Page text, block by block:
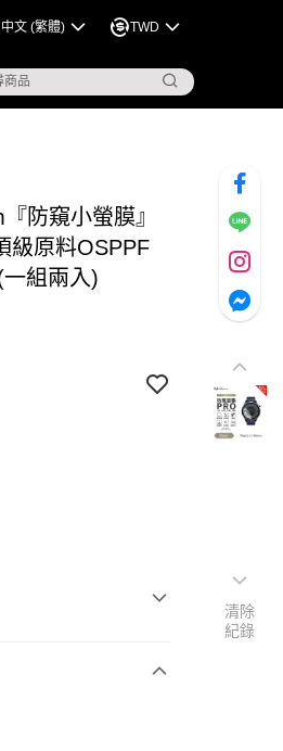
中文 (繁體) TWD
防窺小螢膜』
級原料OSPPF
組兩入)
清除
紀錄